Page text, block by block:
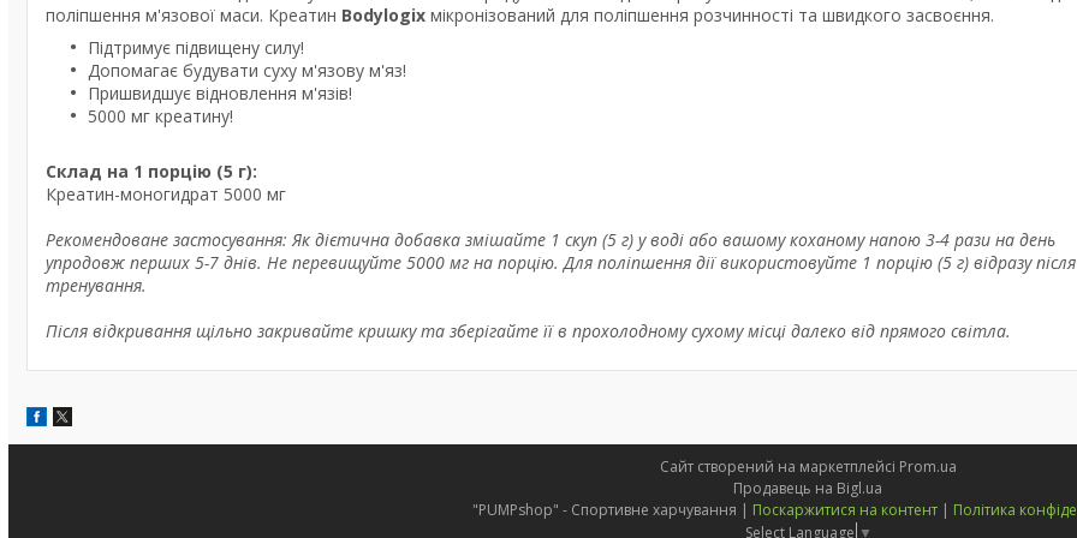
поліпшення м'язової маси. Креатин Bodylogix мікронізований для поліпшення розчинності та швидкого засвоєння.
Підтримує підвищену силу!
Допомагає будувати суху м'язову м'яз!
Пришвидшує відновлення м'язів!
5000 мг креатину!
Склад на 1 порцію (5 г):
Креатин-моногидрат 5000 мг
Рекомендоване застосування: Як дієтична добавка змішайте 1 скуп (5 г) у воді або вашому коханому напою 3-4 рази на день
упродовж перших 5-7 днів. Не перевищуйте 5000 мг на порцію. Для поліпшення дії використовуйте 1 порцію (5 г) відразу після
тренування.
Після відкривання щільно закривайте кришку та зберігайте її в прохолодному сухому місці далеко від прямого світла.
Сайт створений на маркетплейсі Prom.ua
Продавець на Bigl.ua
"PUMPshop" - Спортивне харчування | Поскаржитися на контент | Політика
Select Language ▼